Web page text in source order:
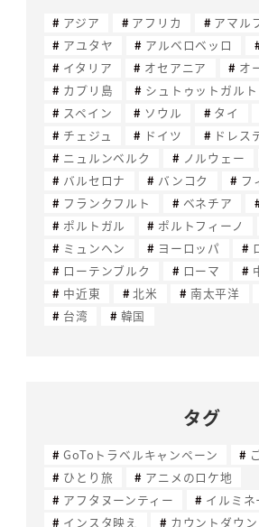
アジア アフリカ
アマル
アユタヤ
アルベロベッロ
イタリア
オセアニア
オ
カプリ島
シュトゥットガルト
スペイン
ソウル タイ
チェジュ
ドイツ ドレス
ニュルンベルク
ノルウェー
バルセロナ
バンコク
フ
フランクフルト
ベネチア
ポルトガル
ポルトフィーノ
ミュンヘン
ヨーロッパ
ローテンブルク
ローマ
中近東
北米 南太平洋
台湾
韓国
タグ
GoToトラベルキャンペーン
ひとり旅
アニメのロケ地
アフタヌーンティー
イルミ
インスタ映え
カウントダウン